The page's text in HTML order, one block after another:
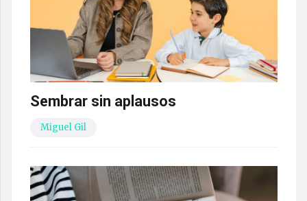
Sembrar sin aplausos
Miguel Gil